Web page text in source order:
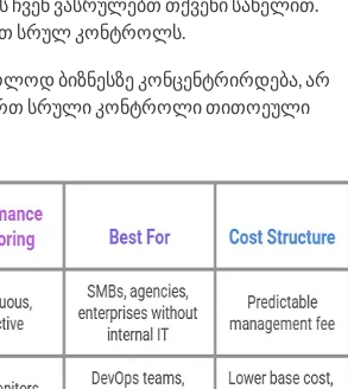
სრულ კონტროლს.
ბიზნესზე კონცენტრირდება, არ
სურთ სრული კონტროლი თითოეული